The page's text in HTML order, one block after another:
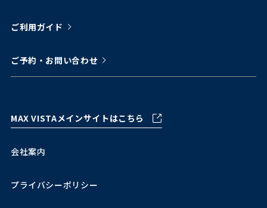
ご利用ガイド
ご予約・お問い合わせ
MAX VISTAメインサイトはこちら
会社案内
プライバシーポリシー